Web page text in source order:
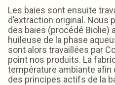
Les baies sont ensuite
d’extraction original. Nous
des baies (procédé Biolie)
huileuse de la phase
sont alors travaillées par
point nos produits. La
température ambiante afin
des principes actifs de la